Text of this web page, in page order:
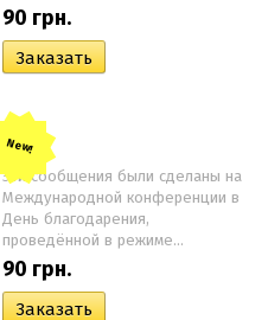
90 грн.
New!
Эти сообщения были сделаны на
Международной конференции в
День благодарения,
проведённой в режиме...
90 грн.